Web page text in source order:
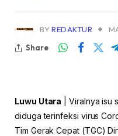
BY REDAKTUR
Share
Luwu Utara | Viralnya isu
diduga terinfeksi virus
Tim Gerak Cepat (TGC)